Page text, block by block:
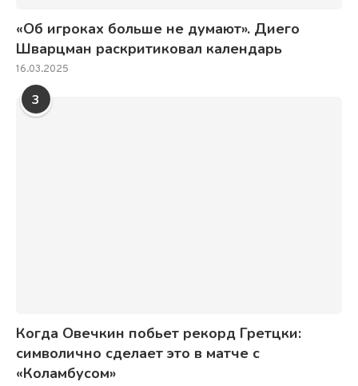
«Об игроках больше не думают». Диего
Шварцман раскритиковал календарь
16.03.2025
3
Когда Овечкин побьет рекорд Гретцки:
символично сделает это в матче с
«Коламбусом»